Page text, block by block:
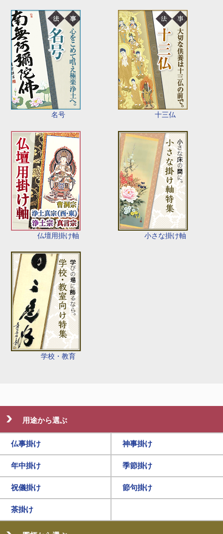
名号 十三仏
仏壇用掛け軸 小さな掛け軸
学校・教育
用途から選ぶ
仏事掛け 神事掛け
年中掛け 季節掛け
祝儀掛け 節句掛け
茶掛け